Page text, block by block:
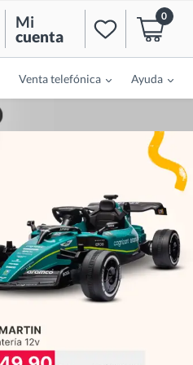
Mi
cuenta
0
Venta telefónica Ayuda